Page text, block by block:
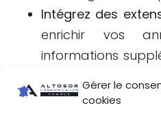
Gérer le
cookies
Intégrez des
enrichir vos
informations
votre site.